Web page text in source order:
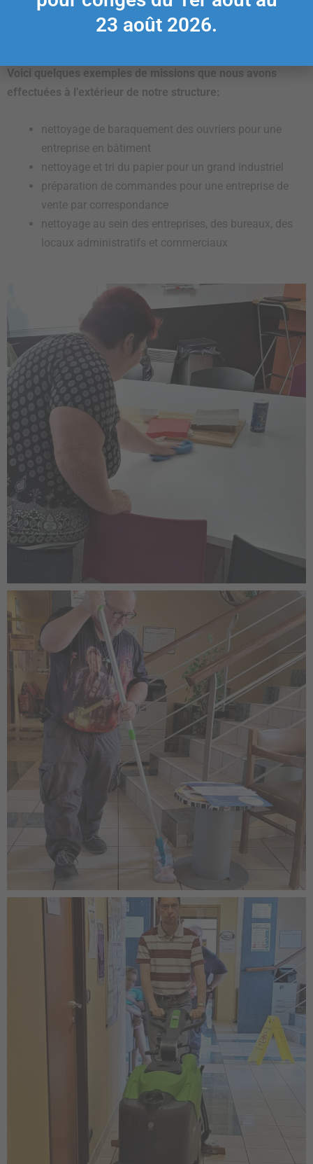
Voici quelques exemples de missions que nous avons
effectuées à l’extérieur de notre structure:
nettoyage de baraquement des ouvriers pour une
entreprise en bâtiment
nettoyage et tri du papier pour un grand industriel
préparation de commandes pour une entreprise de
vente par correspondance
nettoyage au sein des entreprises, des bureaux, des
locaux administratifs et commerciaux